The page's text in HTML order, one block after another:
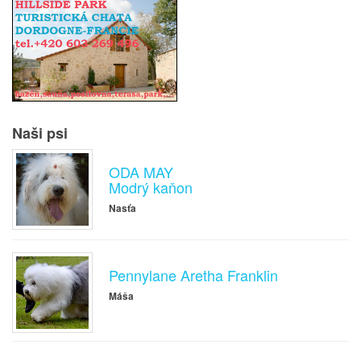
Naši psi
ODA MAY
Modrý kaňon
Nasťa
Pennylane Aretha Franklin
Máša